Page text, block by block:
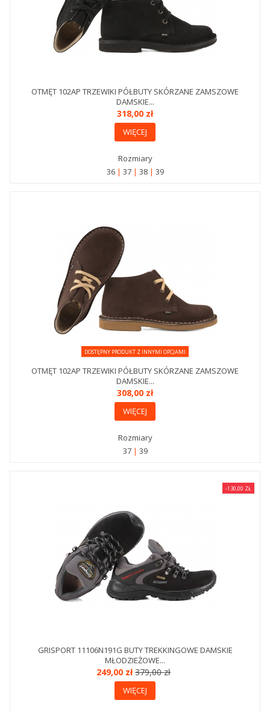
OTMĘT 102AP TRZEWIKI PÓŁBUTY SKÓRZANE ZAMSZOWE
DAMSKIE...
318,00 zł
WIĘCEJ
Rozmiary
36
37 38 39
DOSTĘPNY PRODUKT Z INNYMI OPCJAMI
OTMĘT 102AP TRZEWIKI PÓŁBUTY SKÓRZANE ZAMSZOWE
DAMSKIE...
308,00 zł
WIĘCEJ
Rozmiary
37
39
-130,00 ZŁ
GRISPORT 11106N191G BUTY TREKKINGOWE DAMSKIE
MŁODZIEŻOWE...
249,00 zł379,00 zł
WIĘCEJ